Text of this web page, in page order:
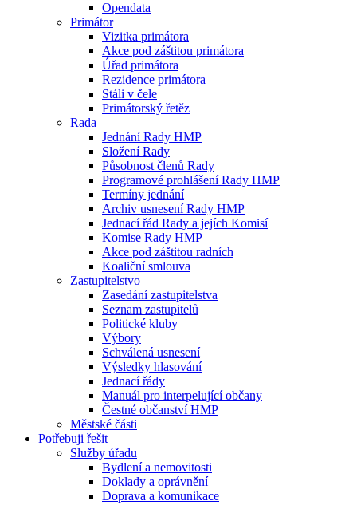
Opendata
Primátor
Vizitka primátora
Akce pod záštitou primátora
Úřad primátora
Rezidence primátora
Stáli v čele
Primátorský řetěz
Rada
Jednání Rady HMP
Složení Rady
Působnost členů Rady
Programové prohlášení Rady HMP
Termíny jednání
Archiv usnesení Rady HMP
Jednací řád Rady a jejích Komisí
Komise Rady HMP
Akce pod záštitou radních
Koaliční smlouva
Zastupitelstvo
Zasedání zastupitelstva
Seznam zastupitelů
Politické kluby
Výbory
Schválená usnesení
Výsledky hlasování
Jednací řády
Manuál pro interpelující občany
Čestné občanství HMP
Městské části
Potřebuji řešit
Služby úřadu
Bydlení a nemovitosti
Doklady a oprávnění
Doprava a komunikace